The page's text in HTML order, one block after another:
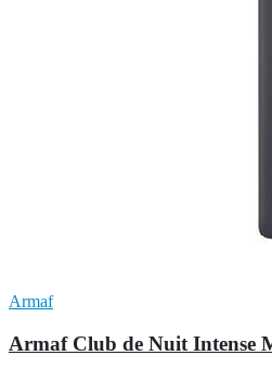
Armaf
Armaf Club de Nuit Intense